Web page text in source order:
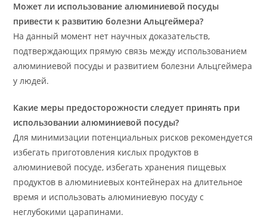
Может ли использование алюминиевой посуды
привести к развитию болезни Альцгеймера?
На данный момент нет научных доказательств,
подтверждающих прямую связь между использованием
алюминиевой посуды и развитием болезни Альцгеймера
у людей.
Какие меры предосторожности следует принять при
использовании алюминиевой посуды?
Для минимизации потенциальных рисков рекомендуется
избегать приготовления кислых продуктов в
алюминиевой посуде, избегать хранения пищевых
продуктов в алюминиевых контейнерах на длительное
время и использовать алюминиевую посуду с
неглубокими царапинами.